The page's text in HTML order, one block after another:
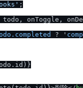
;
onToggle,
? '